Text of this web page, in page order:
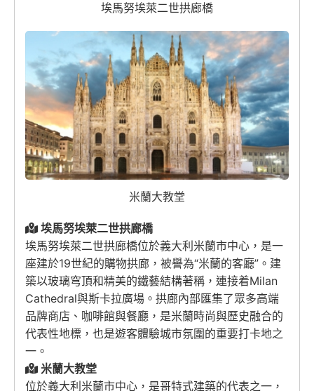
埃馬努埃萊二世拱廊橋
米蘭大教堂
埃馬努埃萊二世拱廊橋
埃馬努埃萊二世拱廊橋位於義大利米蘭市中心，是一
座建於19世紀的購物拱廊，被譽為“米蘭的客廳”。建
築以玻璃穹頂和精美的鐵藝結構著稱，連接着Milan
Cathedral與斯卡拉廣場。拱廊內部匯集了眾多高端
品牌商店、咖啡館與餐廳，是米蘭時尚與歷史融合的
代表性地標，也是遊客體驗城市氛圍的重要打卡地之
一。
米蘭大教堂
位於義大利米蘭市中心，是哥特式建築的代表之一，